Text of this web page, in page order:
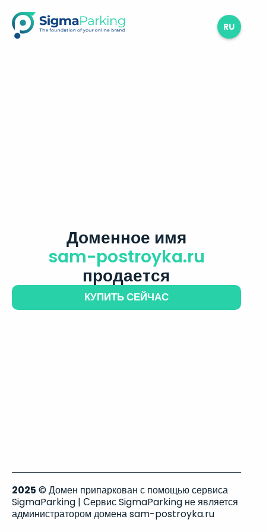
RU
Доменное имя
sam-postroyka.ru
продается
КУПИТЬ СЕЙЧАС
2025 © Домен припаркован с помощью сервиса
SigmaParking | Сервис SigmaParking не является
администратором домена sam-postroyka.ru